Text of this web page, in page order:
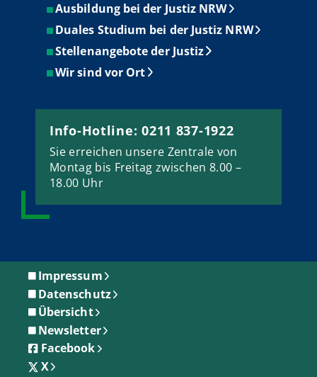
Ausbildung bei der Justiz NRW
Duales Studium bei der Justiz NRW
Stellenangebote der Justiz
Wir sind vor Ort
Info-Hotline: 0211 837-1922
Sie erreichen unsere Zentrale von
Montag bis Freitag zwischen 8.00 –
18.00 Uhr
Impressum
Datenschutz
Übersicht
Newsletter
Facebook
X